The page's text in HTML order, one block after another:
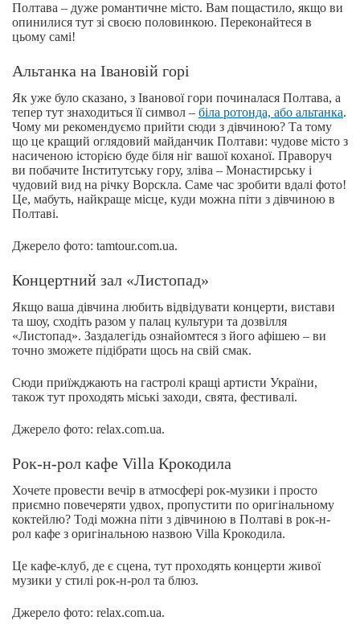
Полтава – дуже романтичне місто. Вам пощастило, якщо ви
опинилися тут зі своєю половинкою. Переконайтеся в
цьому самі!
Альтанка на Івановій горі
Як уже було сказано, з Іванової гори починалася Полтава, а
тепер тут знаходиться її символ – біла ротонда, або альтанка.
Чому ми рекомендуємо прийти сюди з дівчиною? Та тому
що це кращий оглядовий майданчик Полтави: чудове місто з
насиченою історією буде біля ніг вашої коханої. Праворуч
ви побачите Інститутську гору, зліва – Монастирську і
чудовий вид на річку Ворскла. Саме час зробити вдалі фото!
Це, мабуть, найкраще місце, куди можна піти з дівчиною в
Полтаві.
Джерело фото: tamtour.com.ua.
Концертний зал «Листопад»
Якщо ваша дівчина любить відвідувати концерти, вистави
та шоу, сходіть разом у палац культури та дозвілля
«Листопад». Заздалегідь ознайомтеся з його афішею – ви
точно зможете підібрати щось на свій смак.
Сюди приїжджають на гастролі кращі артисти України,
також тут проходять міські заходи, свята, фестивалі.
Джерело фото: relax.com.ua.
Рок-н-рол кафе Villa Крокодила
Хочете провести вечір в атмосфері рок-музики і просто
приємно повечеряти удвох, пропустити по оригінальному
коктейлю? Тоді можна піти з дівчиною в Полтаві в рок-н-
рол кафе з оригінальною назвою Villa Крокодила.
Це кафе-клуб, де є сцена, тут проходять концерти живої
музики у стилі рок-н-рол та блюз.
Джерело фото: relax.com.ua.